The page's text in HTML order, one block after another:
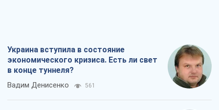
Украина вступила в состояние
экономического кризиса. Есть ли свет
в конце туннеля?
Вадим Денисенко 561